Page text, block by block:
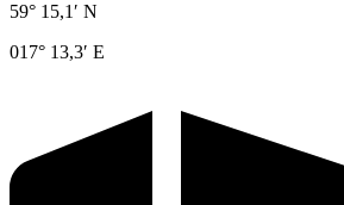
59° 15,1′ N
017° 13,3′ E